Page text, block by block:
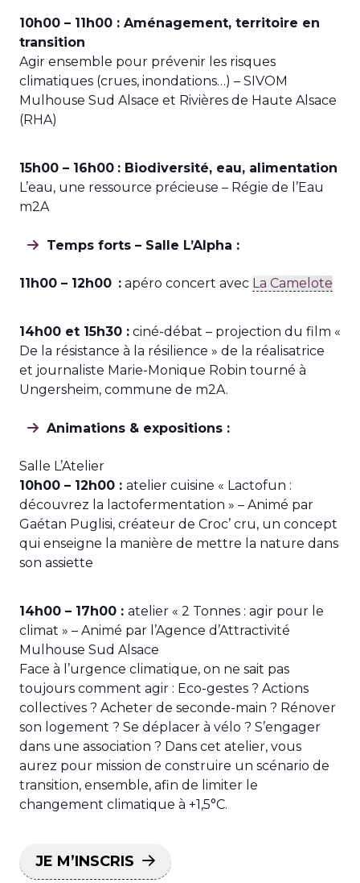
10h00 – 11h00 : Aménagement, territoire en
transition
Agir ensemble pour prévenir les risques
climatiques (crues, inondations…) – SIVOM
Mulhouse Sud Alsace et Rivières de Haute Alsace
(RHA)
15h00 – 16h00 : Biodiversité, eau, alimentation
L’eau, une ressource précieuse – Régie de l’Eau
m2A
Temps forts – Salle L’Alpha :
11h00 – 12h00 : apéro concert avec La Camelote
14h00 et 15h30 : ciné-débat – projection du film «
De la résistance à la résilience » de la réalisatrice
et journaliste Marie-Monique Robin tourné à
Ungersheim, commune de m2A.
Animations & expositions :
Salle L’Atelier
10h00 – 12h00 : atelier cuisine « Lactofun :
découvrez la lactofermentation » – Animé par
Gaétan Puglisi, créateur de Croc’ cru, un concept
qui enseigne la manière de mettre la nature dans
son assiette
14h00 – 17h00 : atelier « 2 Tonnes : agir pour le
climat » – Animé par l’Agence d’Attractivité
Mulhouse Sud Alsace
Face à l’urgence climatique, on ne sait pas
toujours comment agir : Eco-gestes ? Actions
collectives ? Acheter de seconde-main ? Rénover
son logement ? Se déplacer à vélo ? S’engager
dans une association ? Dans cet atelier, vous
aurez pour mission de construire un scénario de
transition, ensemble, afin de limiter le
changement climatique à +1,5°C.
JE M’INSCRIS